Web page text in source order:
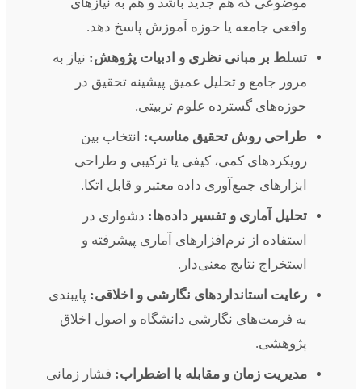
واقعی جامعه یا حوزه آموزش پاسخ دهد.
تسلط بر مبانی نظری و ادبیات پژوهش: نیاز به
مرور جامع و تحلیل عمیق پیشینه تحقیق در
حوزه‌های گسترده علوم تربیتی.
طراحی روش تحقیق مناسب: انتخاب بین
رویکردهای کمی، کیفی یا ترکیبی و طراحی
ابزارهای جمع‌آوری داده معتبر و قابل اتکا.
تحلیل آماری و تفسیر داده‌ها: دشواری در
استفاده از نرم‌افزارهای آماری پیشرفته و
استخراج نتایج معنی‌دار.
رعایت استانداردهای نگارشی و اخلاقی: پایبندی
به فرمت‌های نگارشی دانشگاه و اصول اخلاق
پژوهشی.
مدیریت زمان و مقابله با اضطراب: فشار زمانی